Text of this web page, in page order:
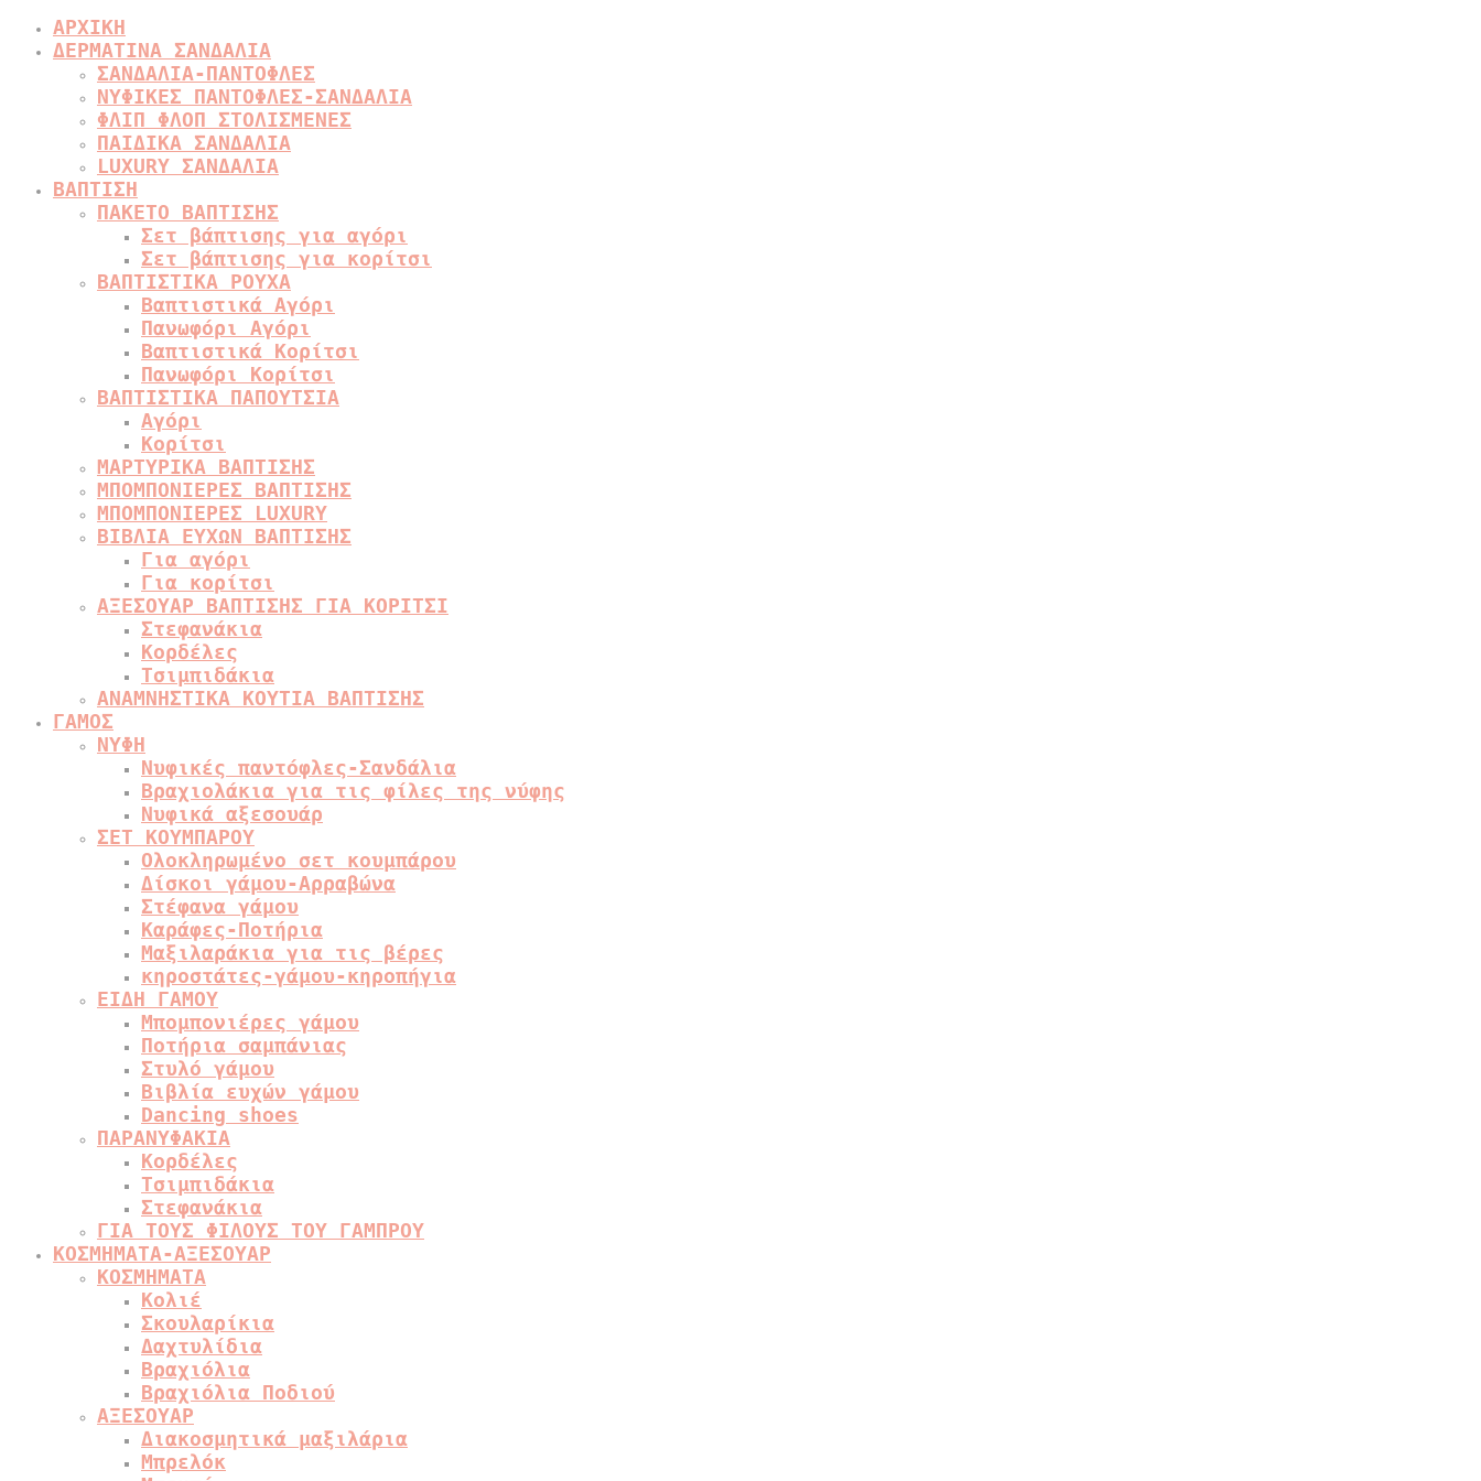
ΑΡΧΙΚΗ
ΔΕΡΜΑΤΙΝΑ ΣΑΝΔΑΛΙΑ
ΣΑΝΔΑΛΙΑ-ΠΑΝΤΟΦΛΕΣ
ΝΥΦΙΚΕΣ ΠΑΝΤΟΦΛΕΣ-ΣΑΝΔΑΛΙΑ
ΦΛΙΠ ΦΛΟΠ ΣΤΟΛΙΣΜΕΝΕΣ
ΠΑΙΔΙΚΑ ΣΑΝΔΑΛΙΑ
LUXURY ΣΑΝΔΑΛΙΑ
ΒΑΠΤΙΣΗ
ΠΑΚΕΤΟ ΒΑΠΤΙΣΗΣ
Σετ βάπτισης για αγόρι
Σετ βάπτισης για κορίτσι
ΒΑΠΤΙΣΤΙΚΑ ΡΟΥΧΑ
Βαπτιστικά Αγόρι
Πανωφόρι Αγόρι
Βαπτιστικά Κορίτσι
Πανωφόρι Κορίτσι
ΒΑΠΤΙΣΤΙΚΑ ΠΑΠΟΥΤΣΙΑ
Αγόρι
Κορίτσι
ΜΑΡΤΥΡΙΚΑ ΒΑΠΤΙΣΗΣ
ΜΠΟΜΠΟΝΙΕΡΕΣ ΒΑΠΤΙΣΗΣ
ΜΠΟΜΠΟΝΙΕΡΕΣ LUXURY
ΒΙΒΛΙΑ ΕΥΧΩΝ ΒΑΠΤΙΣΗΣ
Για αγόρι
Για κορίτσι
ΑΞΕΣΟΥΑΡ ΒΑΠΤΙΣΗΣ ΓΙΑ ΚΟΡΙΤΣΙ
Στεφανάκια
Κορδέλες
Τσιμπιδάκια
ΑΝΑΜΝΗΣΤΙΚΑ ΚΟΥΤΙΑ ΒΑΠΤΙΣΗΣ
ΓΑΜΟΣ
ΝΥΦΗ
Νυφικές παντόφλες-Σανδάλια
Βραχιολάκια για τις φίλες της νύφης
Νυφικά αξεσουάρ
ΣΕΤ ΚΟΥΜΠΑΡΟΥ
Ολοκληρωμένο σετ κουμπάρου
Δίσκοι γάμου-Αρραβώνα
Στέφανα γάμου
Καράφες-Ποτήρια
Μαξιλαράκια για τις βέρες
κηροστάτες-γάμου-κηροπήγια
ΕΙΔΗ ΓΑΜΟΥ
Μπομπονιέρες γάμου
Ποτήρια σαμπάνιας
Στυλό γάμου
Βιβλία ευχών γάμου
Dancing shoes
ΠΑΡΑΝΥΦΑΚΙΑ
Κορδέλες
Τσιμπιδάκια
Στεφανάκια
ΓΙΑ ΤΟΥΣ ΦΙΛΟΥΣ ΤΟΥ ΓΑΜΠΡΟΥ
ΚΟΣΜΗΜΑΤΑ-ΑΞΕΣΟΥΑΡ
ΚΟΣΜΗΜΑΤΑ
Κολιέ
Σκουλαρίκια
Δαχτυλίδια
Βραχιόλια
Βραχιόλια Ποδιού
ΑΞΕΣΟΥΑΡ
Διακοσμητικά μαξιλάρια
Μπρελόκ